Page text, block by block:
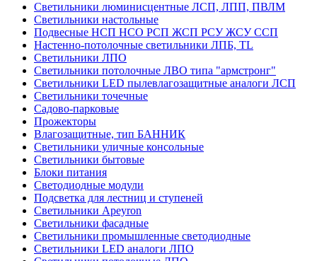
Светильники люминисцентные ЛСП, ЛПП, ПВЛМ
Светильники настольные
Подвесные НСП НСО РСП ЖСП РСУ ЖСУ ССП
Настенно-потолочные светильники ЛПБ, TL
Светильники ЛПО
Светильники потолочные ЛВО типа "армстронг"
Светильники LED пылевлагозащитные аналоги ЛСП
Светильники точечные
Садово-парковые
Прожекторы
Влагозащитные, тип БАННИК
Светильники уличные консольные
Светильники бытовые
Блоки питания
Светодиодные модули
Подсветка для лестниц и ступеней
Светильники Apeyron
Светильники фасадные
Светильники промышленные светодиодные
Светильники LED аналоги ЛПО